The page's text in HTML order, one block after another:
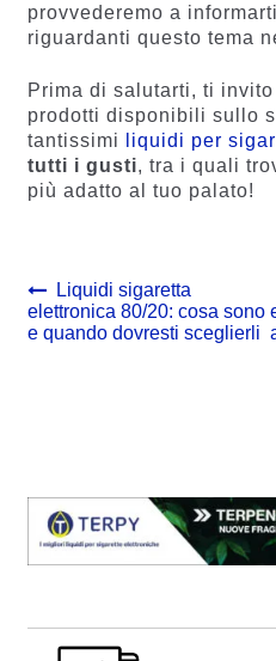
provvederemo a
riguardanti questo tema
Prima di salutarti, ti
prodotti disponibili sullo
tantissimi
liquidi per
tutti i gusti, tra i quali
più adatto al tuo palato!
Navigazione
articoli
Previous
post:
Liquidi sigaretta
elettronica 80/20: cosa sono
e quando dovresti sceglierli